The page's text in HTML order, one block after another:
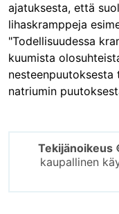
ajatuksesta, että
lihaskramppeja
"Todellisuudessa
kuumista
natriumin
Tekijänoikeus
kaupallinen